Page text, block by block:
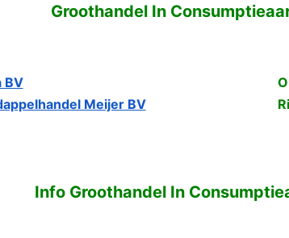
Groothandel In
BV
Meijer BV
Info Groothandel In